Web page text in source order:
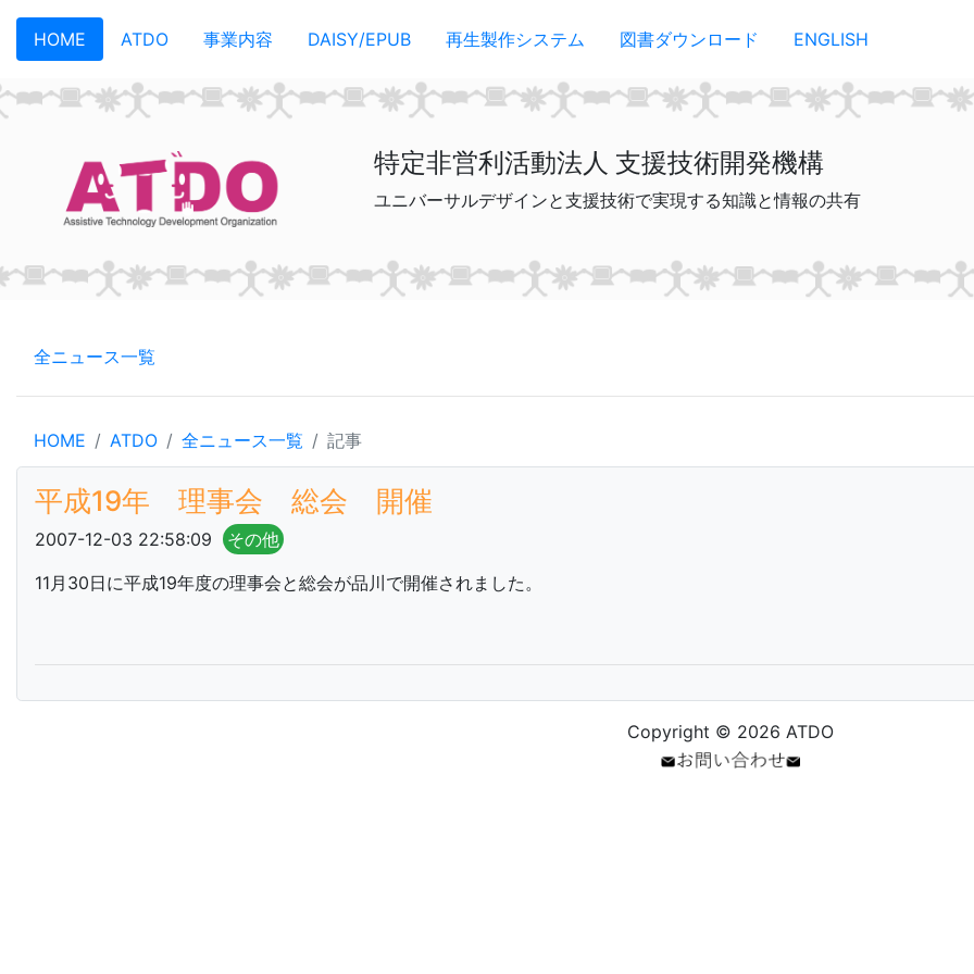
メインコンテンツへスキップ
HOME ATDO 事業内容 DAISY/EPUB 再生製作システム 図書ダウンロード ENGLISH
特定非営利活動法人 支援技術開発機構
ユニバーサルデザインと支援技術で実現する知識と情報の共有
全ニュース一覧
HOME ATDO 全ニュース一覧 記事
平成19年 理事会 総会 開催
2007-12-03 22:58:09
その他
11月30日に平成19年度の理事会と総会が品川で開催されました。
Copyright © 2026 ATDO